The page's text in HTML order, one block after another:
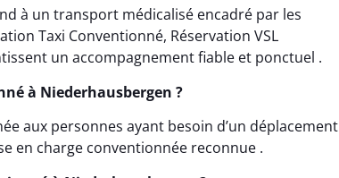
à un transport médicalisé encadré par les
Taxi Conventionné, Réservation VSL
un accompagnement fiable et ponctuel .
à Niederhausbergen ?
aux personnes ayant besoin d’un déplacement
en charge conventionnée reconnue .